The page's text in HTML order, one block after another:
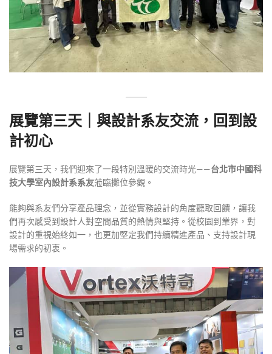
展覽第三天｜與設計系友交流，回到設
計初心
展覽第三天，我們迎來了一段特別溫暖的交流時光——台北市中國科
技大學室內設計系系友蒞臨攤位參觀。
能夠與系友們分享產品理念，並從實務設計的角度聽取回饋，讓我
們再次感受到設計人對空間品質的熱情與堅持。從校園到業界，對
設計的重視始終如一，也更加堅定我們持續精進產品、支持設計現
場需求的初衷。